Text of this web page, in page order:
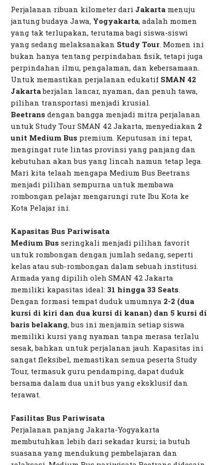
Perjalanan ribuan kilometer dari Jakarta menuju
jantung budaya Jawa, Yogyakarta, adalah momen
yang tak terlupakan, terutama bagi siswa-siswi
yang sedang melaksanakan Study Tour. Momen ini
bukan hanya tentang perpindahan fisik, tetapi juga
perpindahan ilmu, pengalaman, dan kebersamaan.
Untuk memastikan perjalanan edukatif SMAN 42
Jakartaberjalan lancar, nyaman, dan penuh tawa,
pilihan transportasi menjadi krusial.
Beetrans dengan bangga menjadi mitra perjalanan
untuk Study Tour SMAN 42 Jakarta, menyediakan 2
unit Medium Bus premium. Keputusan ini tepat,
mengingat rute lintas provinsi yang panjang dan
kebutuhan akan bus yang lincah namun tetap lega.
Mari kita telaah mengapa Medium Bus Beetrans
menjadi pilihan sempurna untuk membawa
rombongan pelajar mengarungi rute Ibu Kota ke
Kota Pelajar ini.
Kapasitas Bus Pariwisata
Medium Bus seringkali menjadi pilihan favorit
untuk rombongan dengan jumlah sedang, seperti
kelas atau sub-rombongan dalam sebuah institusi.
Armada yang dipilih oleh SMAN 42 Jakarta
memiliki kapasitas ideal: 31 hingga 33 Seats.
Dengan formasi tempat duduk umumnya 2-2 (dua
kursi di kiri dan dua kursi di kanan) dan 5 kursi di
baris belakang, bus ini menjamin setiap siswa
memiliki kursi yang nyaman tanpa merasa terlalu
sesak, bahkan untuk perjalanan jauh. Kapasitas ini
sangat fleksibel, memastikan semua peserta Study
Tour, termasuk guru pendamping, dapat duduk
bersama dalam dua unit bus yang eksklusif dan
terawat.
Fasilitas Bus Pariwisata
Perjalanan panjang Jakarta-Yogyakarta
membutuhkan lebih dari sekadar kursi; ia butuh
suasana yang mendukung pembelajaran dan